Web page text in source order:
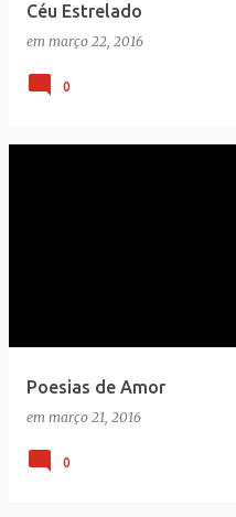
Céu Estrelado
em março 22, 2016
0
Poesias de Amor
em março 21, 2016
0